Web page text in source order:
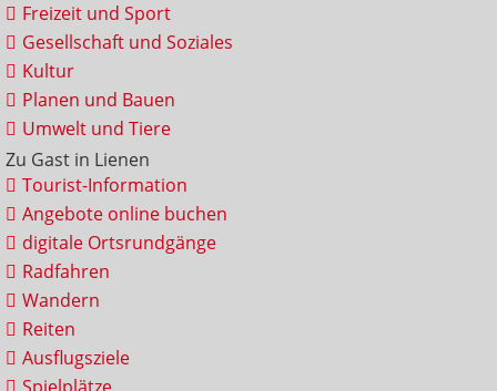
Freizeit und Sport
Gesellschaft und Soziales
Kultur
Planen und Bauen
Umwelt und Tiere
Zu Gast in Lienen
Tourist-Information
Angebote online buchen
digitale Ortsrundgänge
Radfahren
Wandern
Reiten
Ausflugsziele
Spielplätze